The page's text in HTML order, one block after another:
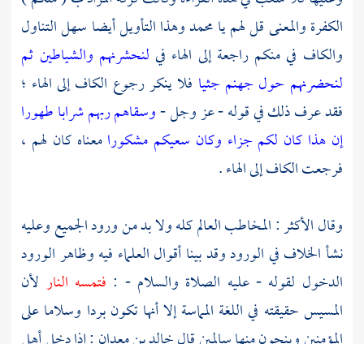
الكفرة والمعنى قل لهم يامحمدوهذا التأويل أيضا سهل التناول
والكاف في منكم راجعة إلى الهاء في لنحشرنهم والشياطين ثم
لنحضرنهم حول جهنم جثيا فلا ينكر رجوع الكاف إلى الهاء ؛
فقد عرف ذلك في قوله - عز وجل -وسقاهم ربهم شرابا طهورا
إن هذا كان لكم جزاء وكان سعيكم مشكورامعناه كان لهم ،
فرجعت الكاف إلى الهاء .
وقال الأكثر : المخاطب العالم كله ولا بد من ورود الجميع وعليه
نشأ الخلاف في الورود وقد بينا أقوال العلماء فيه وظاهر الورود
الدخول لقوله - عليه الصلاة والسلام - : فتمسه النار لأن
المسيس حقيقته في اللغة المماسة إلا أنها تكون بردا وسلاما على